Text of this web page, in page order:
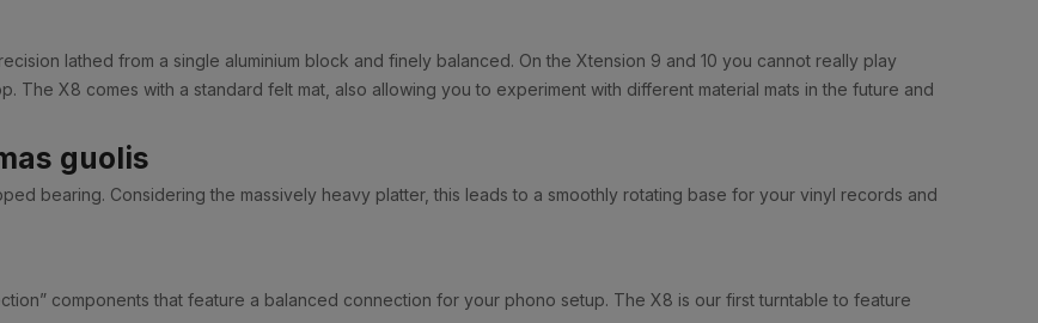
lathed from a single aluminium block and finely balanced. On the Xtension 9 and 10 you cannot really play
The X8 comes with a standard felt mat, also allowing you to experiment with different material mats in the future and
guolis
bearing. Considering the massively heavy platter, this leads to a smoothly rotating base for your vinyl records and
components that feature a balanced connection for your phono setup. The X8 is our first turntable to feature